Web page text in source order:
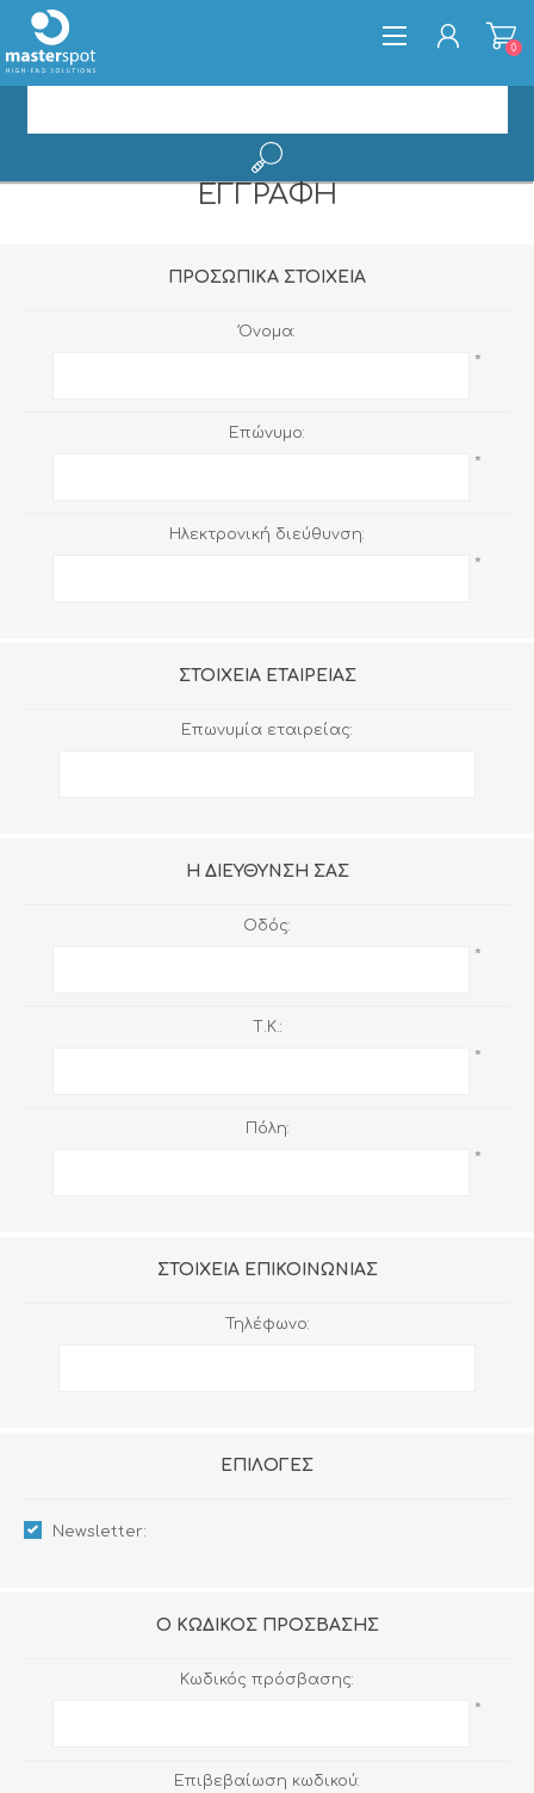
0
ΕΓΓΡΑΦΉ
ΠΡΟΣΩΠΙΚΆ ΣΤΟΙΧΕΊΑ
Όνομα:
*
Επώνυμο:
*
Ηλεκτρονική διεύθυνση:
*
ΣΤΟΙΧΕΊΑ ΕΤΑΙΡΕΊΑΣ
Επωνυμία εταιρείας:
Η ΔΙΕΎΘΥΝΣΉ ΣΑΣ
Οδός:
*
Τ.Κ.:
*
Πόλη:
*
ΣΤΟΙΧΕΊΑ ΕΠΙΚΟΙΝΩΝΊΑΣ
Τηλέφωνο:
ΕΠΙΛΟΓΈΣ
Newsletter:
Ο ΚΩΔΙΚΌΣ ΠΡΌΣΒΑΣΗΣ
Κωδικός πρόσβασης:
*
Επιβεβαίωση κωδικού: